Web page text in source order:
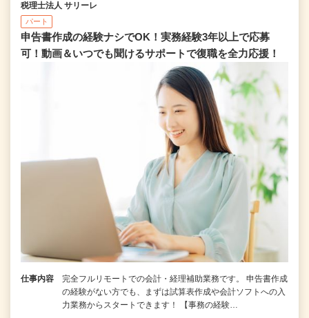
税理士法人 サリーレ
パート
申告書作成の経験ナシでOK！実務経験3年以上で応募
可！動画＆いつでも聞けるサポートで復職を全⼒応援！
仕事内容
完全フルリモートでの会計・経理補助業務です。 申告書作成
の経験がない⽅でも、まずは試算表作成や会計ソフトへの⼊
⼒業務からスタートできます！ 【事務の経験…